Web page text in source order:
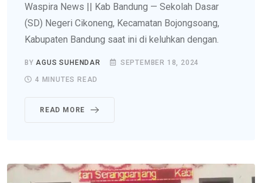
Waspira News || Kab Bandung — Sekolah Dasar
(SD) Negeri Cikoneng, Kecamatan Bojongsoang,
Kabupaten Bandung saat ini di keluhkan dengan.
BY AGUS SUHENDAR SEPTEMBER 18, 2024
4 MINUTES READ
READ MORE